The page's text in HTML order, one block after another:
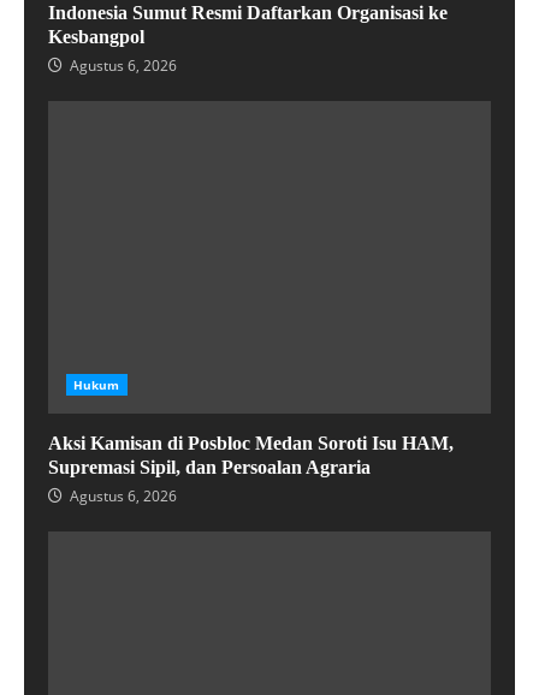
Indonesia Sumut Resmi Daftarkan Organisasi ke
Kesbangpol
Agustus 6, 2026
Hukum
Aksi Kamisan di Posbloc Medan Soroti Isu HAM,
Supremasi Sipil, dan Persoalan Agraria
Agustus 6, 2026